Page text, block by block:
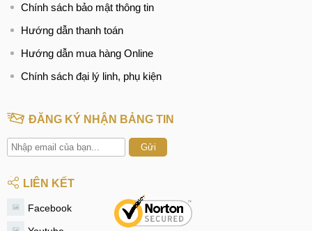
Chính sách bảo mật thông tin
Hướng dẫn thanh toán
Hướng dẫn mua hàng Online
Chính sách đại lý linh, phụ kiện
ĐĂNG KÝ NHẬN BẢNG TIN
Gửi
LIÊN KẾT
Facebook